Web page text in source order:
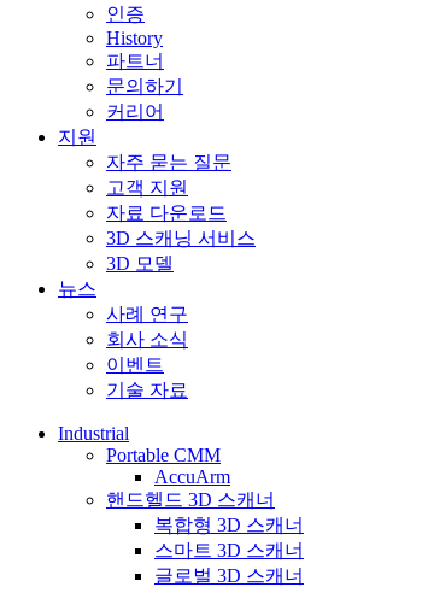
인증
History
파트너
문의하기
커리어
지원
자주 묻는 질문
고객 지원
자료 다운로드
3D 스캐닝 서비스
3D 모델
뉴스
사례 연구
회사 소식
이벤트
기술 자료
Industrial
Portable CMM
AccuArm
핸드헬드 3D 스캐너
복합형 3D 스캐너
스마트 3D 스캐너
글로벌 3D 스캐너